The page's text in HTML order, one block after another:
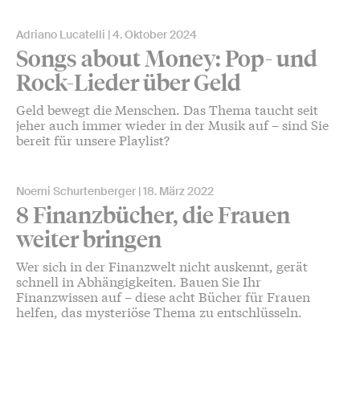
Adriano Lucatelli 4. Oktober 2024
Songs about Money: Pop- und
Rock-Lieder über Geld
Geld bewegt die Menschen. Das Thema taucht seit
jeher auch immer wieder in der Musik auf – sind Sie
bereit für unsere Playlist?
Noemi Schurtenberger 18. März 2022
8 Finanzbücher, die Frauen
weiter bringen
Wer sich in der Finanzwelt nicht auskennt, gerät
schnell in Abhängigkeiten. Bauen Sie Ihr
Finanzwissen auf – diese acht Bücher für Frauen
helfen, das mysteriöse Thema zu entschlüsseln.